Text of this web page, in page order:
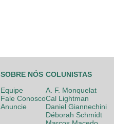
SOBRE NÓS
Equipe
Fale Conosco
Anuncie
COLUNISTAS
A. F. Monquelat
Cal Lightman
Daniel Giannechini
Déborah Schmidt